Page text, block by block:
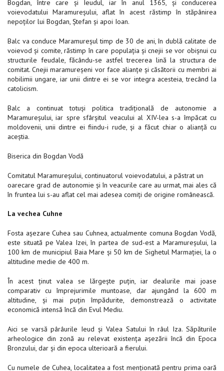
Bogdan, între care şi Ieudul, iar în anul 1365, şi conducerea
voievodatului Maramureşului, aflat în acest răstimp în stăpânirea
nepoţilor lui Bogdan, Ştefan şi apoi Ioan.
Balc va conduce Maramureşul timp de 30 de ani, în dublă calitate de
voievod şi comite, răstimp în care populaţia şi cnejii se vor obişnui cu
structurile feudale, făcându-se astfel trecerea lină la structura de
comitat. Cnejii maramureșeni vor face alianţe şi căsătorii cu membri ai
nobilimii ungare, iar unii dintre ei se vor integra acesteia, trecând la
catolicism.
Balc a continuat totuşi politica tradiţională de autonomie a
Maramureşului, iar spre sfârşitul veacului al XIV-lea s-a împăcat cu
moldovenii, unii dintre ei fiindu-i rude, şi a făcut chiar o alianţă cu
aceştia.
Biserica din Bogdan Vodă
Comitatul Maramureşului, continuatorul voievodatului, a păstrat un
oarecare grad de autonomie şi în veacurile care au urmat, mai ales că
în fruntea lui s-au aflat cel mai adesea comiţi de origine românească.
La vechea Cuhne
Fosta aşezare Cuhea sau Cuhnea, actualmente comuna Bogdan Vodă,
este situată pe Valea Izei, în partea de sud-est a Maramureşului, la
100 km de municipiul Baia Mare şi 50 km de Sighetul Marmaţiei, la o
altitudine medie de 400 m.
În acest ţinut valea se lărgeşte puţin, iar dealurile mai joase
comparativ cu împrejurimile muntoase, dar ajungând la 600 m
altitudine, şi mai puţin împădurite, demonstrează o activitate
economică intensă încă din Evul Mediu.
Aici se varsă pârâurile Ieud şi Valea Satului în râul Iza. Săpăturile
arheologice din zonă au relevat existenţa aşezării încă din Epoca
Bronzului, dar şi din epoca ulterioară a fierului.
Cu numele de Cuhea, localitatea a fost menţionată pentru prima oară